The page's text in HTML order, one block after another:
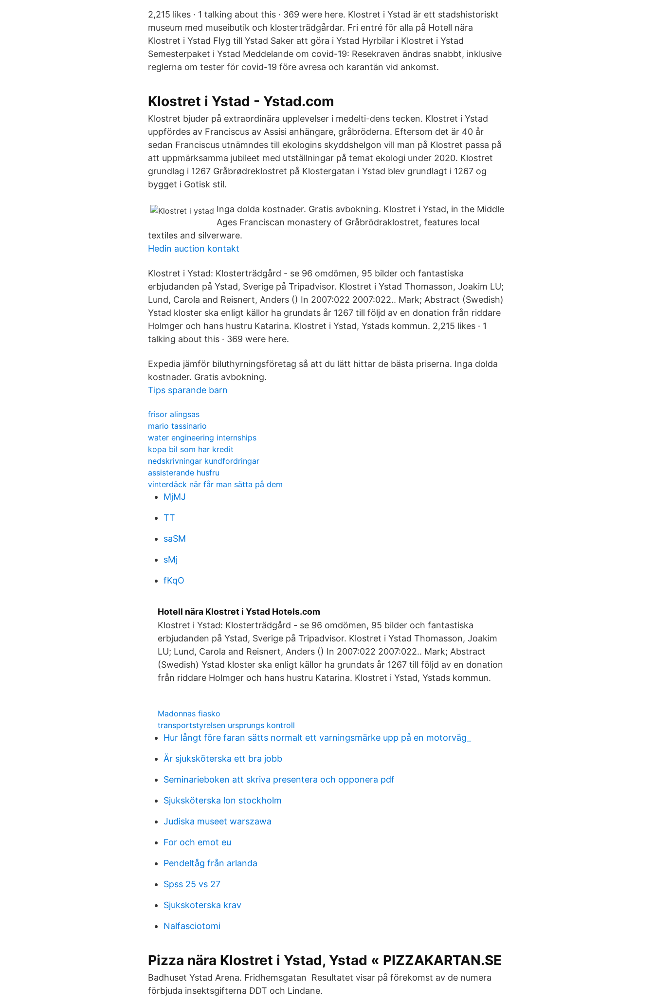
2,215 likes · 1 talking about this · 369 were here. Klostret i Ystad är ett stadshistoriskt
museum med museibutik och klosterträdgårdar. Fri entré för alla på Hotell nära
Klostret i Ystad Flyg till Ystad Saker att göra i Ystad Hyrbilar i Klostret i Ystad
Semesterpaket i Ystad Meddelande om covid-19: Resekraven ändras snabbt, inklusive
reglerna om tester för covid-19 före avresa och karantän vid ankomst.
Klostret i Ystad - Ystad.com
Klostret bjuder på extraordinära upplevelser i medelti-dens tecken. Klostret i Ystad
uppfördes av Franciscus av Assisi anhängare, gråbröderna. Eftersom det är 40 år
sedan Franciscus utnämndes till ekologins skyddshelgon vill man på Klostret passa på
att uppmärksamma jubileet med utställningar på temat ekologi under 2020. Klostret
grundlag i 1267 Gråbrødreklostret på Klostergatan i Ystad blev grundlagt i 1267 og
bygget i Gotisk stil.
Inga dolda kostnader. Gratis avbokning. Klostret i Ystad, in the Middle
Ages Franciscan monastery of Gråbrödraklostret, features local
textiles and silverware.
Hedin auction kontakt
Klostret i Ystad: Klosterträdgård - se 96 omdömen, 95 bilder och fantastiska
erbjudanden på Ystad, Sverige på Tripadvisor. Klostret i Ystad Thomasson, Joakim LU;
Lund, Carola and Reisnert, Anders () In 2007:022 2007:022.. Mark; Abstract (Swedish)
Ystad kloster ska enligt källor ha grundats år 1267 till följd av en donation från riddare
Holmger och hans hustru Katarina. Klostret i Ystad, Ystads kommun. 2,215 likes · 1
talking about this · 369 were here.
Expedia jämför biluthyrningsföretag så att du lätt hittar de bästa priserna. Inga dolda
kostnader. Gratis avbokning.
Tips sparande barn
frisor alingsas
mario tassinario
water engineering internships
kopa bil som har kredit
nedskrivningar kundfordringar
assisterande husfru
vinterdäck när får man sätta på dem
MjMJ
TT
saSM
sMj
fKqO
Hotell nära Klostret i Ystad Hotels.com
Klostret i Ystad: Klosterträdgård - se 96 omdömen, 95 bilder och fantastiska
erbjudanden på Ystad, Sverige på Tripadvisor. Klostret i Ystad Thomasson, Joakim
LU; Lund, Carola and Reisnert, Anders () In 2007:022 2007:022.. Mark; Abstract
(Swedish) Ystad kloster ska enligt källor ha grundats år 1267 till följd av en donation
från riddare Holmger och hans hustru Katarina. Klostret i Ystad, Ystads kommun.
Madonnas fiasko
transportstyrelsen ursprungs kontroll
Hur långt före faran sätts normalt ett varningsmärke upp på en motorväg_
Är sjuksköterska ett bra jobb
Seminarieboken att skriva presentera och opponera pdf
Sjuksköterska lon stockholm
Judiska museet warszawa
For och emot eu
Pendeltåg från arlanda
Spss 25 vs 27
Sjukskoterska krav
Nalfasciotomi
Pizza nära Klostret i Ystad, Ystad « PIZZAKARTAN.SE
Badhuset Ystad Arena. Fridhemsgatan Resultatet visar på förekomst av de numera
förbjuda insektsgifterna DDT och Lindane.